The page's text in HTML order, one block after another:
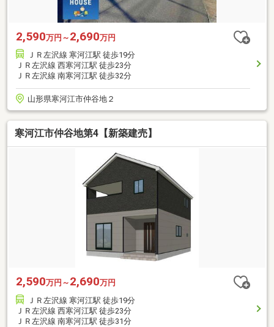
2,590万円～ 2,690万円
ＪＲ左沢線 寒河江駅 徒歩19分
ＪＲ左沢線 西寒河江駅 徒歩23分
ＪＲ左沢線 南寒河江駅 徒歩32分
山形県寒河江市仲谷地２
寒河江市仲谷地第4【新築建売】
2,590万円～ 2,690万円
ＪＲ左沢線 寒河江駅 徒歩19分
ＪＲ左沢線 西寒河江駅 徒歩23分
ＪＲ左沢線 南寒河江駅 徒歩31分